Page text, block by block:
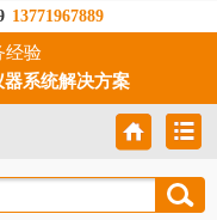
13771967889
经验
系统解决方案